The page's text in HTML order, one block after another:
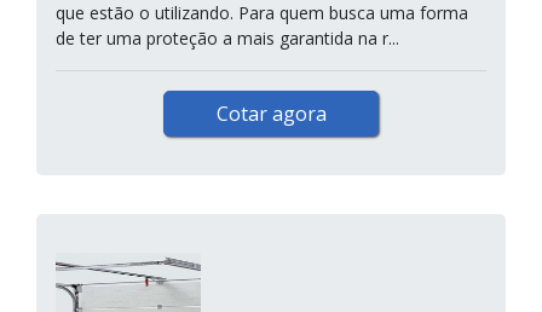
que estão o utilizando. Para quem busca uma forma
de ter uma proteção a mais garantida na r...
Cotar agora